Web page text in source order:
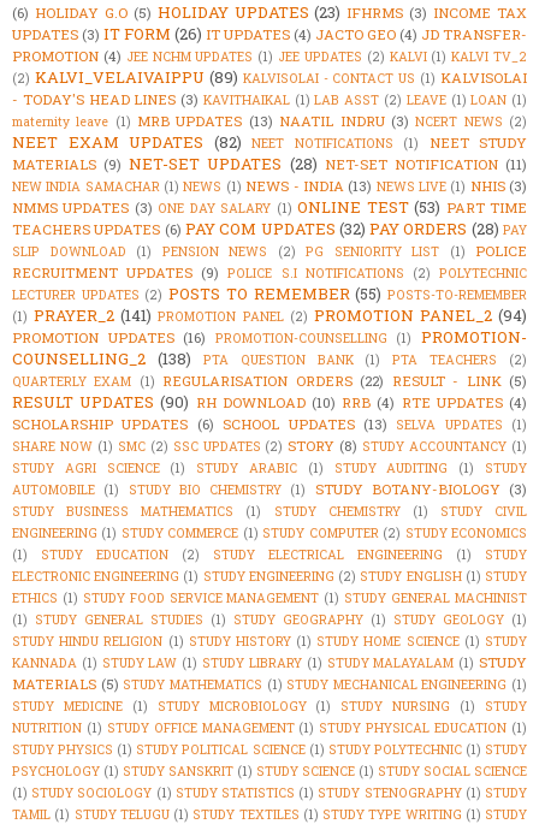
(6) HOLIDAY G.O (5) HOLIDAY UPDATES (23) IFHRMS (3) INCOME TAX
UPDATES (3) IT FORM (26) IT UPDATES (4) JACTO GEO (4) JD TRANSFER-
PROMOTION (4) JEE NCHM UPDATES (1) JEE UPDATES (2) KALVI (1) KALVI TV_2
(2) KALVI_VELAIVAIPPU (89) KALVISOLAI - CONTACT US (1) KALVISOLAI
- TODAY'S HEAD LINES (3) KAVITHAIKAL (1) LAB ASST (2) LEAVE (1) LOAN (1)
maternity leave (1) MRB UPDATES (13) NAATIL INDRU (3) NCERT NEWS (2)
NEET EXAM UPDATES (82) NEET NOTIFICATIONS (1)
NEET STUDY
MATERIALS (9) NET-SET UPDATES (28) NET-SET NOTIFICATION (11)
NEW INDIA SAMACHAR (1) NEWS (1) NEWS - INDIA (13) NEWS LIVE (1) NHIS (3)
NMMS UPDATES (3) ONE DAY SALARY (1) ONLINE TEST (53) PART TIME
TEACHERS UPDATES (6) PAY COM UPDATES (32) PAY ORDERS (28) PAY
SLIP DOWNLOAD
(1) PENSION NEWS (2) PG SENIORITY LIST (1)
POLICE
RECRUITMENT UPDATES (9) POLICE S.I NOTIFICATIONS (2) POLYTECHNIC
LECTURER UPDATES (2) POSTS TO REMEMBER (55) POSTS-TO-REMEMBER
(1) PRAYER_2 (141) PROMOTION PANEL (2) PROMOTION PANEL_2 (94)
PROMOTION UPDATES (16) PROMOTION-COUNSELLING (1)
PROMOTION-
COUNSELLING_2 (138) PTA QUESTION BANK (1) PTA TEACHERS
(2)
QUARTERLY EXAM (1) REGULARISATION ORDERS (22) RESULT - LINK (5)
RESULT UPDATES (90) RH DOWNLOAD (10) RRB (4) RTE UPDATES (4)
SCHOLARSHIP UPDATES (6) SCHOOL UPDATES (13) SELVA UPDATES
(1)
SHARE NOW (1) SMC (2) SSC UPDATES (2) STORY (8) STUDY ACCOUNTANCY (1)
STUDY AGRI SCIENCE
(1) STUDY ARABIC (1) STUDY AUDITING (1)
STUDY
AUTOMOBILE (1) STUDY BIO CHEMISTRY (1) STUDY BOTANY-BIOLOGY (3)
STUDY BUSINESS MATHEMATICS (1) STUDY CHEMISTRY (1)
STUDY CIVIL
ENGINEERING (1) STUDY COMMERCE (1) STUDY COMPUTER (2) STUDY ECONOMICS
(1)
STUDY EDUCATION (2) STUDY ELECTRICAL ENGINEERING (1)
STUDY
ELECTRONIC ENGINEERING (1) STUDY ENGINEERING (2) STUDY ENGLISH (1) STUDY
ETHICS (1) STUDY FOOD SERVICE MANAGEMENT (1) STUDY GENERAL MACHINIST
(1) STUDY GENERAL STUDIES (1) STUDY GEOGRAPHY (1) STUDY GEOLOGY (1)
STUDY HINDU RELIGION (1) STUDY HISTORY (1) STUDY HOME SCIENCE (1) STUDY
KANNADA (1) STUDY LAW (1) STUDY LIBRARY (1) STUDY MALAYALAM (1) STUDY
MATERIALS (5) STUDY MATHEMATICS (1) STUDY MECHANICAL ENGINEERING (1)
STUDY MEDICINE
(1) STUDY MICROBIOLOGY (1) STUDY NURSING (1)
STUDY
NUTRITION (1) STUDY OFFICE MANAGEMENT (1) STUDY PHYSICAL EDUCATION (1)
STUDY PHYSICS (1) STUDY POLITICAL SCIENCE (1) STUDY POLYTECHNIC (1) STUDY
PSYCHOLOGY (1) STUDY SANSKRIT (1) STUDY SCIENCE (1) STUDY SOCIAL SCIENCE
(1) STUDY SOCIOLOGY (1) STUDY STATISTICS (1) STUDY STENOGRAPHY (1) STUDY
TAMIL (1) STUDY TELUGU (1) STUDY TEXTILES (1) STUDY TYPE WRITING (1) STUDY